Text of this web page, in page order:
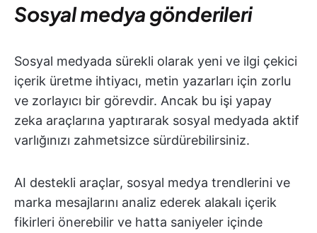
Sosyal medya gönderileri
Sosyal medyada sürekli olarak yeni ve ilgi çekici
içerik üretme ihtiyacı, metin yazarları için zorlu
ve zorlayıcı bir görevdir. Ancak bu işi yapay
zeka araçlarına yaptırarak sosyal medyada aktif
varlığınızı zahmetsizce sürdürebilirsiniz.
AI destekli araçlar, sosyal medya trendlerini ve
marka mesajlarını analiz ederek alakalı içerik
fikirleri önerebilir ve hatta saniyeler içinde